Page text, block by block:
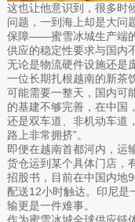
这也让他意识到，很多时
问题，一到海上却是大问
保障——蜜雪冰城生产端
供应的稳定性要求与国内
无论是物流硬件设施还是
一位长期扎根越南的新茶
可能需要一整天，国内可
的基建不够完善，在中国
还是双车道、非机动车道
路上非常拥挤”。
即便在越南首都河内，运
货仓运到某个具体门店，
招股书，目前在中国内地
配送12小时触达。印尼是
输更是一件难事。
作为蜜雪冰城全球供应链